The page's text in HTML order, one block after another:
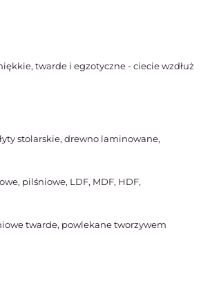
twarde i egzotyczne - ciecie wzdłuż
stolarskie, drewno laminowane,
pilśniowe, LDF, MDF, HDF,
twarde, powlekane tworzywem